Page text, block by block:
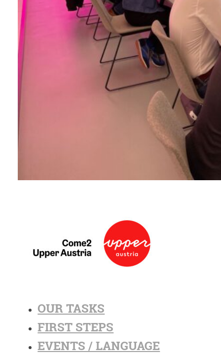
OUR TASKS
FIRST STEPS
EVENTS / LANGUAGE